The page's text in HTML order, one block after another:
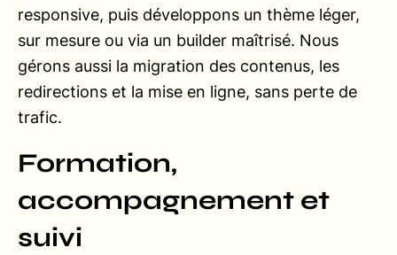
responsive, puis développons un thème léger,
sur mesure ou via un builder maîtrisé. Nous
gérons aussi la migration des contenus, les
redirections et la mise en ligne, sans perte de
trafic.
Formation,
accompagnement et
suivi